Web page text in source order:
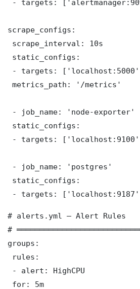
- targets:
scrape_configs:
scrape_interval: 10s
static_configs:
- targets:
metrics_path: '/metrics'
- job_name: 'node-exporter'
static_configs:
- targets:
- job_name: 'postgres'
static_configs:
- targets:
# alerts.yml — Alert Rules
#
groups:
rules:
- alert: HighCPU
for: 5m